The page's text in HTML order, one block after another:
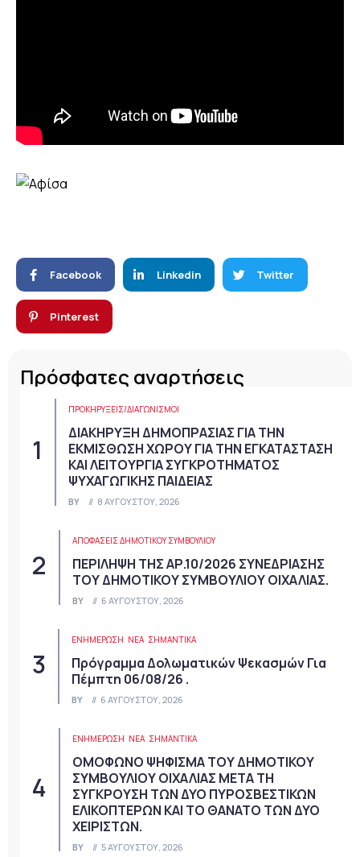
Facebook Linkedin Twitter
Pinterest
Πρόσφατες αναρτήσεις
ΠΡΟΚΗΡΎΞΕΙΣ/ΔΙΑΓΩΝΙΣΜΟΊ
ΔΙΑΚΗΡΥΞΗ ΔΗΜΟΠΡΑΣΙΑΣ ΓΙΑ ΤΗΝ
ΕΚΜΙΣΘΩΣΗ ΧΩΡΟΥ ΓΙΑ ΤΗΝ ΕΓΚΑΤΑΣΤΑΣΗ
ΚΑΙ ΛΕΙΤΟΥΡΓΙΑ ΣΥΓΚΡΟΤΗΜΑΤΟΣ
ΨΥΧΑΓΩΓΙΚΗΣ ΠΑΙΔΕΙΑΣ
BY 8 ΑΥΓΟΎΣΤΟΥ, 2026
ΑΠΟΦΆΣΕΙΣ ΔΗΜΟΤΙΚΟΎ ΣΥΜΒΟΥΛΊΟΥ
ΠΕΡΙΛΗΨΗ ΤΗΣ ΑΡ.10/2026 ΣΥΝΕΔΡΙΑΣΗΣ
ΤΟΥ ΔΗΜΟΤΙΚΟΥ ΣΥΜΒΟΥΛΙΟΥ ΟΙΧΑΛΙΑΣ.
BY 6 ΑΥΓΟΎΣΤΟΥ, 2026
ΕΝΗΜΕΡΩΣΗ ΝΈΑ ΣΗΜΑΝΤΙΚΆ
Πρόγραμμα Δολωματικών Ψεκασμών Για
Πέμπτη 06/08/26 .
BY 6 ΑΥΓΟΎΣΤΟΥ, 2026
ΕΝΗΜΕΡΩΣΗ ΝΈΑ ΣΗΜΑΝΤΙΚΆ
ΟΜΟΦΩΝΟ ΨΗΦΙΣΜΑ ΤΟΥ ΔΗΜΟΤΙΚΟΥ
ΣΥΜΒΟΥΛΙΟΥ ΟΙΧΑΛΙΑΣ ΜΕΤΑ ΤΗ
ΣΥΓΚΡΟΥΣΗ ΤΩΝ ΔΥΟ ΠΥΡΟΣΒΕΣΤΙΚΩΝ
ΕΛΙΚΟΠΤΕΡΩΝ ΚΑΙ ΤΟ ΘΑΝΑΤΟ ΤΩΝ ΔΥΟ
ΧΕΙΡΙΣΤΩΝ.
BY 5 ΑΥΓΟΎΣΤΟΥ, 2026